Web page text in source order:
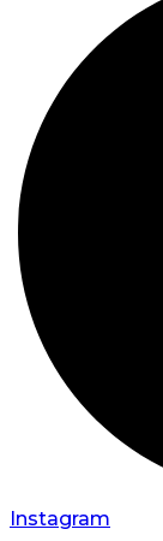
Instagram